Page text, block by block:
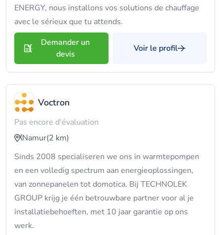
ENERGY, nous installons vos solutions de chauffage
avec le sérieux que tu attends.
Demander un
devis
Voir le profil
Voctron
Pas encore d'évaluation
Namur(2 km)
Sinds 2008 specialiseren we ons in warmtepompen
en een volledig spectrum aan energieoplossingen,
van zonnepanelen tot domotica. Bij TECHNOLEK
GROUP krijg je één betrouwbare partner voor al je
installatiebehoeften, met 10 jaar garantie op ons
werk.